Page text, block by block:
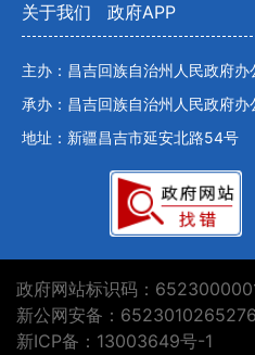
关于我们
政府APP
主办：昌吉回族自治州人民政府办
承办：昌吉回族自治州人民政府
地址：新疆昌吉市延安北路54号
政府网站标识码：
新公网安备：
新ICP备：13003649号-1